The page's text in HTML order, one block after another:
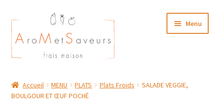
Aller
à
la
navigation
Aller
au
contenu
Menu
Plat du Jour/ Menu Week end
Accueil MENU PLATS Plats Froids
SALADE VEGGIE,
BOULGOUR ET ŒUF POCHÉ